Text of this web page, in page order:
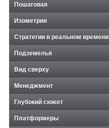
Пошаговая
Изометрия
Стратегии в реальном времени
Подземелья
Вид сверху
Менеджмент
Глубокий сюжет
Платформеры